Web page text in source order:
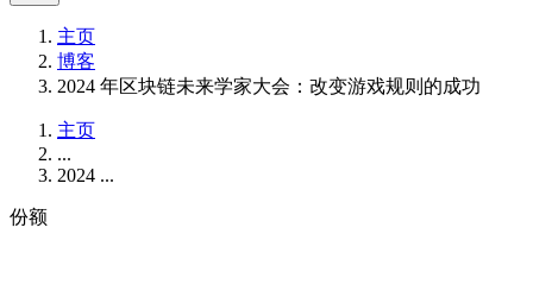
主页
博客
2024 年区块链未来学家大会：改变游戏规则的成功
主页
...
2024 ...
份额